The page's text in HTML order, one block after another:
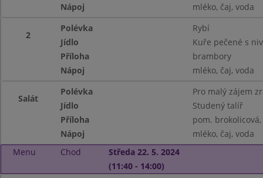
Nápoj
mléko, čaj, voda
2
Polévka
Rybí
Jídlo
Kuře pečené s
Příloha
brambory
Nápoj
mléko, čaj, voda
Salát
Polévka
Pro malý zájem
Jídlo
Studený talíř
Příloha
pom.
Nápoj
mléko, čaj, voda
Menu
Chod
Středa 22. 5. 2024
(11:40 - 14:00)